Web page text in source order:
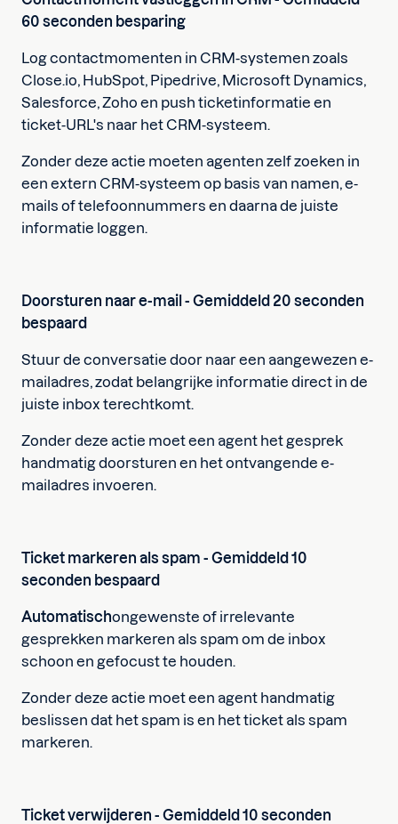
60 seconden besparing
Log contactmomenten in CRM-systemen zoals
Close.io, HubSpot, Pipedrive, Microsoft Dynamics,
Salesforce, Zoho en push ticketinformatie en
ticket-URL's naar het CRM-systeem.
Zonder deze actie moeten agenten zelf zoeken in
een extern CRM-systeem op basis van namen, e-
mails of telefoonnummers en daarna de juiste
informatie loggen.
Doorsturen naar e-mail - Gemiddeld 20 seconden
bespaard‍
Stuur de conversatie door naar een aangewezen e-
mailadres, zodat belangrijke informatie direct in de
juiste inbox terechtkomt.
Zonder deze actie moet een agent het gesprek
handmatig doorsturen en het ontvangende e-
mailadres invoeren.
Ticket markeren als spam - Gemiddeld 10
seconden bespaard
‍Automatischongewenste of irrelevante
gesprekken markeren als spam om de inbox
schoon en gefocust te houden.
Zonder deze actie moet een agent handmatig
beslissen dat het spam is en het ticket als spam
markeren.
Ticket verwijderen - Gemiddeld 10 seconden